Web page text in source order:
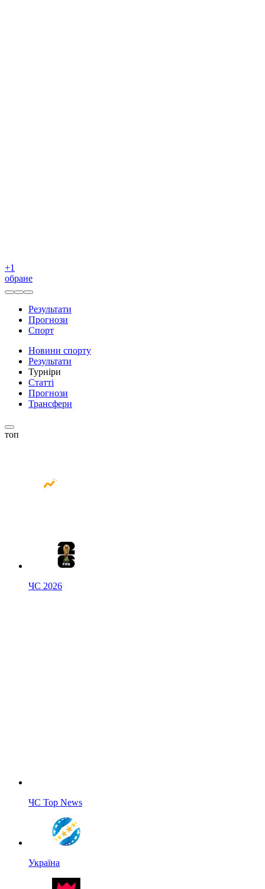
+1
обране
Результати
Прогнози
Спорт
Новини спорту
Результати
Турніри
Статті
Прогнози
Трансфери
топ
ЧС 2026
ЧС Top News
Україна